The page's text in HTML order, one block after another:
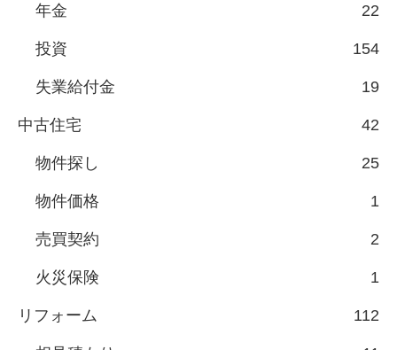
年金 22
投資 154
失業給付金 19
中古住宅 42
物件探し 25
物件価格 1
売買契約 2
火災保険 1
リフォーム 112